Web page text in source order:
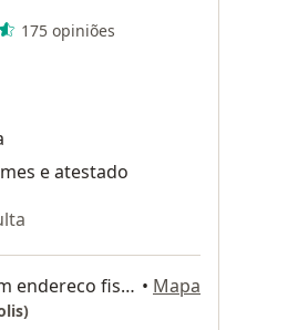
175 opiniões
e atestado
Atendimentos online- sem endereco fisico, Florianópolis • Mapa